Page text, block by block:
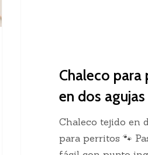
Chaleco para
en dos agujas
Chaleco tejido en
para perritos 🐾